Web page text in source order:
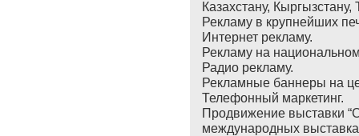
Казахстану,
Рекламу в крупнейших
Интернет рекламу.
Рекламу на
Радио рекламу.
Рекламные баннеры на
Телефонный маркетинг.
Продвижение выставки
международных